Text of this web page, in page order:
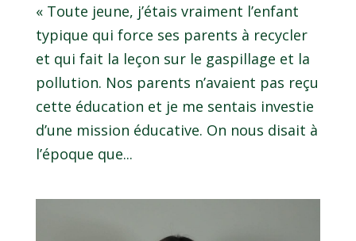
« Toute jeune, j’étais vraiment l’enfant
typique qui force ses parents à recycler
et qui fait la leçon sur le gaspillage et la
pollution. Nos parents n’avaient pas reçu
cette éducation et je me sentais investie
d’une mission éducative. On nous disait à
l’époque que...